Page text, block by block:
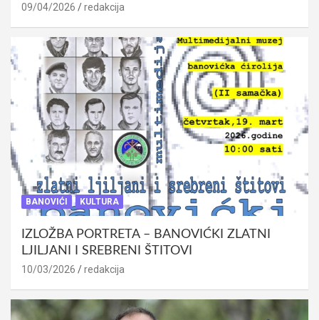
09/04/2026 redakcija
BANOVIĆI KULTURA
IZLOŽBA PORTRETA – BANOVIĆKI ZLATNI
LJILJANI I SREBRENI ŠTITOVI
10/03/2026 redakcija